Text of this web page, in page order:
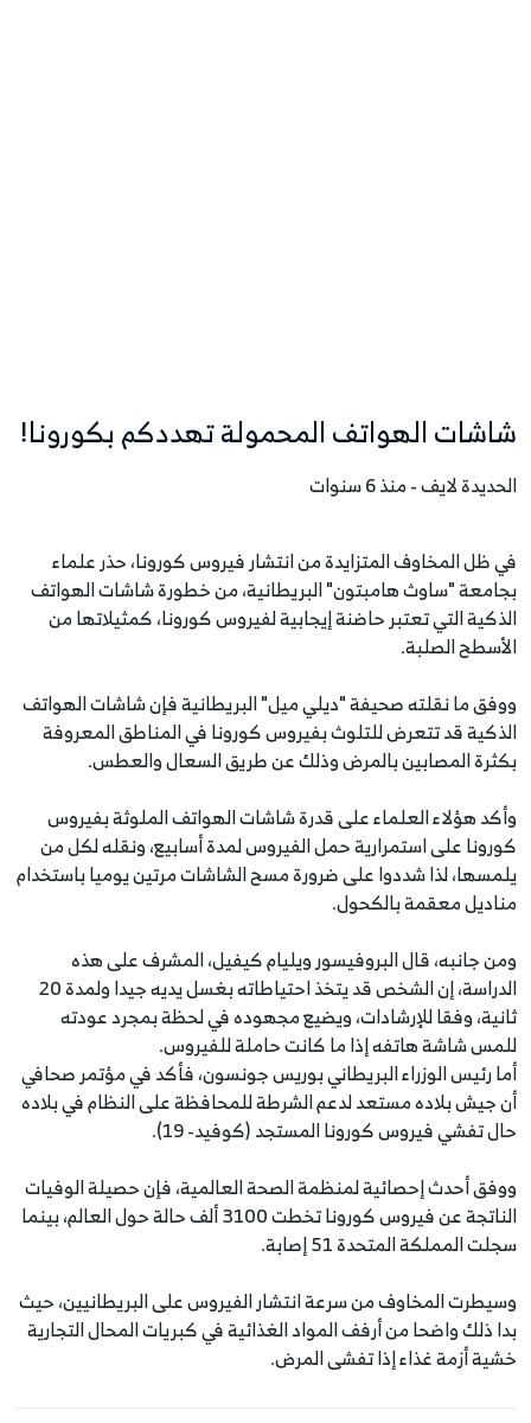
شاشات الهواتف المحمولة تهددكم بكورونا!
الحديدة لايف - منذ 6 سنوات
في ظل المخاوف المتزايدة من انتشار فيروس كورونا، حذر علماء
بجامعة "ساوث هامبتون" البريطانية، من خطورة شاشات الهواتف
الذكية التي تعتبر حاضنة إيجابية لفيروس كورونا، كمثيلاتها من
الأسطح الصلبة.
ووفق ما نقلته صحيفة "ديلي ميل" البريطانية فإن شاشات الهواتف
الذكية قد تتعرض للتلوث بفيروس كورونا في المناطق المعروفة
بكثرة المصابين بالمرض وذلك عن طريق السعال والعطس.
وأكد هؤلاء العلماء على قدرة شاشات الهواتف الملوثة بفيروس
كورونا على استمرارية حمل الفيروس لمدة أسابيع، ونقله لكل من
يلمسها، لذا شددوا على ضرورة مسح الشاشات مرتين يوميا باستخدام
مناديل معقمة بالكحول.
ومن جانبه، قال البروفيسور ويليام كيفيل، المشرف على هذه
الدراسة، إن الشخص قد يتخذ احتياطاته بغسل يديه جيدا ولمدة 20
ثانية، وفقا للإرشادات، ويضيع مجهوده في لحظة بمجرد عودته
للمس شاشة هاتفه إذا ما كانت حاملة للفيروس.
أما رئيس الوزراء البريطاني بوريس جونسون، فأكد في مؤتمر صحافي
أن جيش بلاده مستعد لدعم الشرطة للمحافظة على النظام في بلاده
حال تفشي فيروس كورونا المستجد (كوفيد- 19).
ووفق أحدث إحصائية لمنظمة الصحة العالمية، فإن حصيلة الوفيات
الناتجة عن فيروس كورونا تخطت 3100 ألف حالة حول العالم، بينما
سجلت المملكة المتحدة 51 إصابة.
وسيطرت المخاوف من سرعة انتشار الفيروس على البريطانيين، حيث
بدا ذلك واضحا من أرفف المواد الغذائية في كبريات المحال التجارية
خشية أزمة غذاء إذا تفشى المرض.